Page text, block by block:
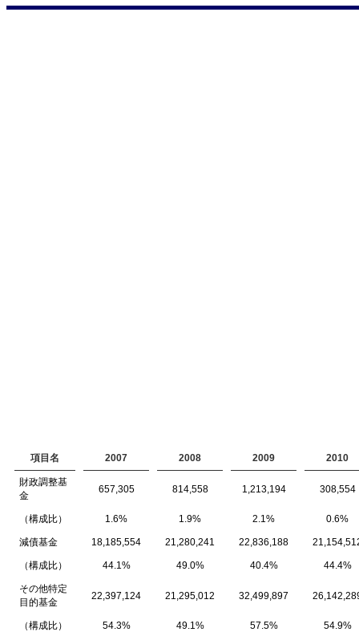
項目名 2007 2008 2009 2010
財政調整基
金
657,305 814,558 1,213,194 308,554
（構成比） 1.6% 1.9% 2.1% 0.6%
減債基金 18,185,554 21,280,241 22,836,188
（構成比） 44.1% 49.0% 40.4% 44.4%
その他特定
目的基金
22,397,124 21,295,012 32,499,897
（構成比） 54.3% 49.1% 57.5% 54.9%